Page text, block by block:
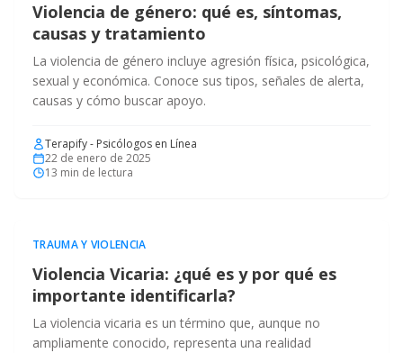
Violencia de género: qué es, síntomas,
causas y tratamiento
La violencia de género incluye agresión física, psicológica,
sexual y económica. Conoce sus tipos, señales de alerta,
causas y cómo buscar apoyo.
Terapify - Psicólogos en Línea
22 de enero de 2025
13 min de lectura
TRAUMA Y VIOLENCIA
Violencia Vicaria: ¿qué es y por qué es
importante identificarla?
La violencia vicaria es un término que, aunque no
ampliamente conocido, representa una realidad